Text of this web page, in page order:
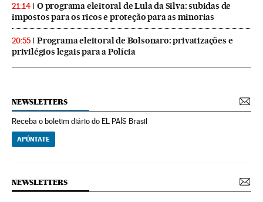
21:14
O programa eleitoral de Lula da Silva: subidas de
impostos para os ricos e proteção para as minorias
20:55
Programa eleitoral de Bolsonaro: privatizações e
privilégios legais para a Polícia
NEWSLETTERS
Receba o boletim diário do EL PAÍS Brasil
APÚNTATE
NEWSLETTERS